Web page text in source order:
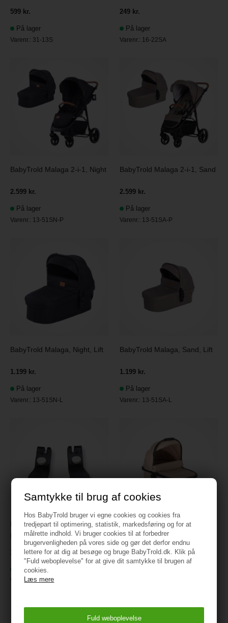
Samtykke til brug af cookies
Hos BabyTrold bruger vi egne cookies og cookies fra
tredjepart til optimering, statistik, markedsføring og for at
målrette indhold. Vi bruger cookies til at forbedrer
brugervenligheden på vores side og gør det derfor endnu
lettere for at dig at besøge og bruge BabyTrold.dk. Klik på
"Fuld weboplevelse" for at give dit samtykke til brugen af
cookies.
Læs mere
599 kr.
På lager
Varenr.: 31-13S
249 kr.
På lager
Varenr.: 16-22SA
BabyTrold Malaga 2-i-1, Night
2.599 kr.
På lager
Varenr.: 13-51SN-P
BabyTrold Malaga 2-i-1, Sand
2.599 kr.
På lager
Varenr.: 13-51SA-P
BabyTrold Malaga, Night, Lift
1.199 kr.
På lager
Varenr.: 13-51SN-L
BabyTrold Malaga, Sand, Lift
1.199 kr.
På lager
Varenr.: 13-51SA-L
BabyTrold Mini Adapter til
Maxi-Cosi
349 kr.
På lager
Varenr.:14-01AD
BabyTrold Nuuk, Lift, Sand
1.199 kr.